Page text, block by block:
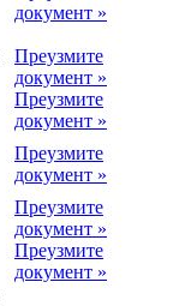
документ »
Преузмите
документ »
Преузмите
документ »
Преузмите
документ »
Преузмите
документ »
Преузмите
документ »